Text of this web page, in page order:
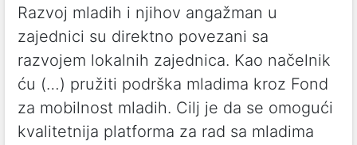
Razvoj mladih i njihov angažman u
zajednici su direktno povezani sa
razvojem lokalnih zajednica. Kao načelnik
ću (…) pružiti podrška mladima kroz Fond
za mobilnost mladih. Cilj je da se omogući
kvalitetnija platforma za rad sa mladima